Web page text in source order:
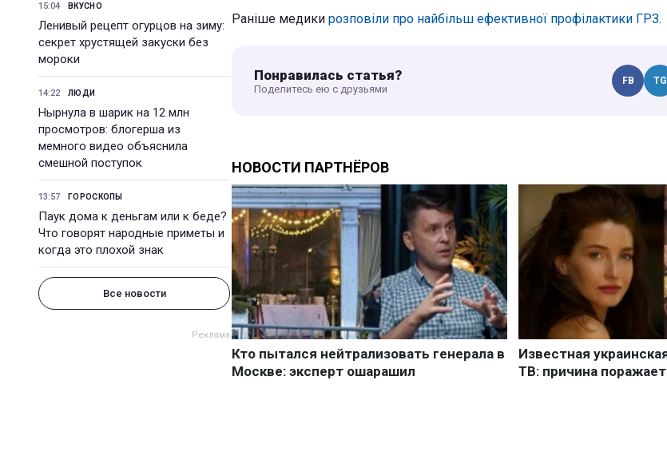
15:04 ВКУСНО
Ленивый рецепт огурцов на зиму:
секрет хрустящей закуски без
мороки
14:22 ЛЮДИ
Нырнула в шарик на 12 млн
просмотров: блогерша из
мемного видео объяснила
смешной поступок
13:57 ГОРОСКОПЫ
Паук дома к деньгам или к беде?
Что говорят народные приметы и
когда это плохой знак
Все новости
Раніше медики розповіли про найбільш ефективної профілактики ГРЗ.
Понравилась статья?
Поделитесь ею с друзьями
FB TG